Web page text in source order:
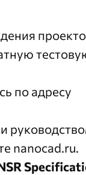
по адресу
и
nanocad.ru.